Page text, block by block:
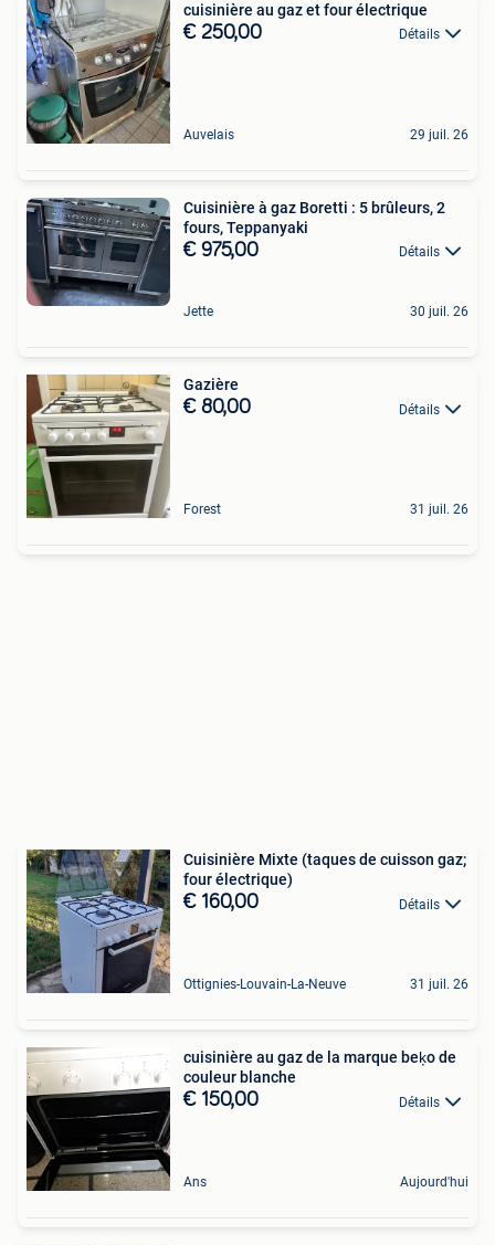
cuisinière au gaz et four électrique
€ 250,00 Détails
Auvelais 29 juil. 26
Cuisinière à gaz Boretti : 5 brûleurs, 2
fours, Teppanyaki
€ 975,00 Détails
Jette 30 juil. 26
Gazière
€ 80,00 Détails
Forest 31 juil. 26
Cuisinière Mixte (taques de cuisson gaz;
four électrique)
€ 160,00 Détails
Ottignies-Louvain-La-Neuve 31 juil. 26
cuisinière au gaz de la marque beķo de
couleur blanche
€ 150,00 Détails
Ans Aujourd'hui